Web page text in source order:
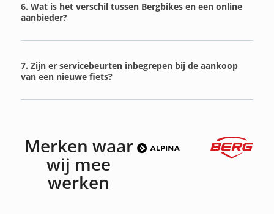
6. Wat is het verschil tussen Bergbikes en een online
aanbieder?
7. Zijn er servicebeurten inbegrepen bij de aankoop
van een nieuwe fiets?
Merken waar
wij mee
werken